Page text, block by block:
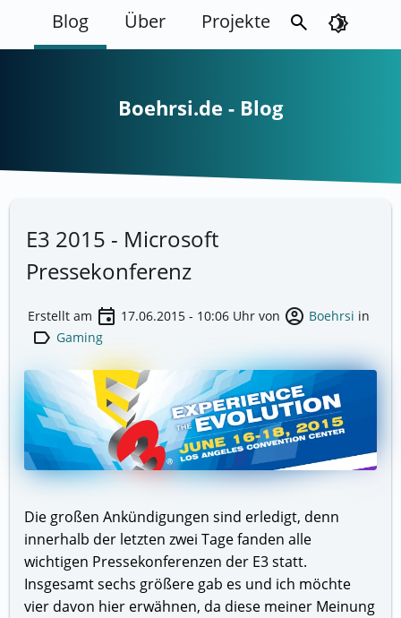
Blog Über Projekte search brightness_4
Boehrsi.de - Blog
E3 2015 - Microsoft
Pressekonferenz
Erstellt am event 17.06.2015 - 10:06 Uhr von account_circle Boehrsi in
label Gaming
Die großen Ankündigungen sind erledigt, denn
innerhalb der letzten zwei Tage fanden alle
wichtigen Pressekonferenzen der E3 statt.
Insgesamt sechs größere gab es und ich möchte
vier davon hier erwähnen, da diese meiner Meinung